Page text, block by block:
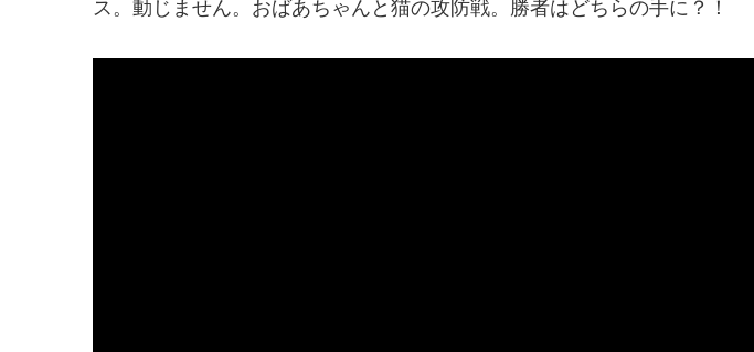
ス。動じません。おばあちゃんと猫の攻防戦。勝者はどちらの手に？！